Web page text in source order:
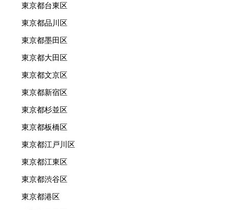
東京都台東区
東京都品川区
東京都墨田区
東京都大田区
東京都文京区
東京都新宿区
東京都杉並区
東京都板橋区
東京都江戸川区
東京都江東区
東京都渋谷区
東京都港区